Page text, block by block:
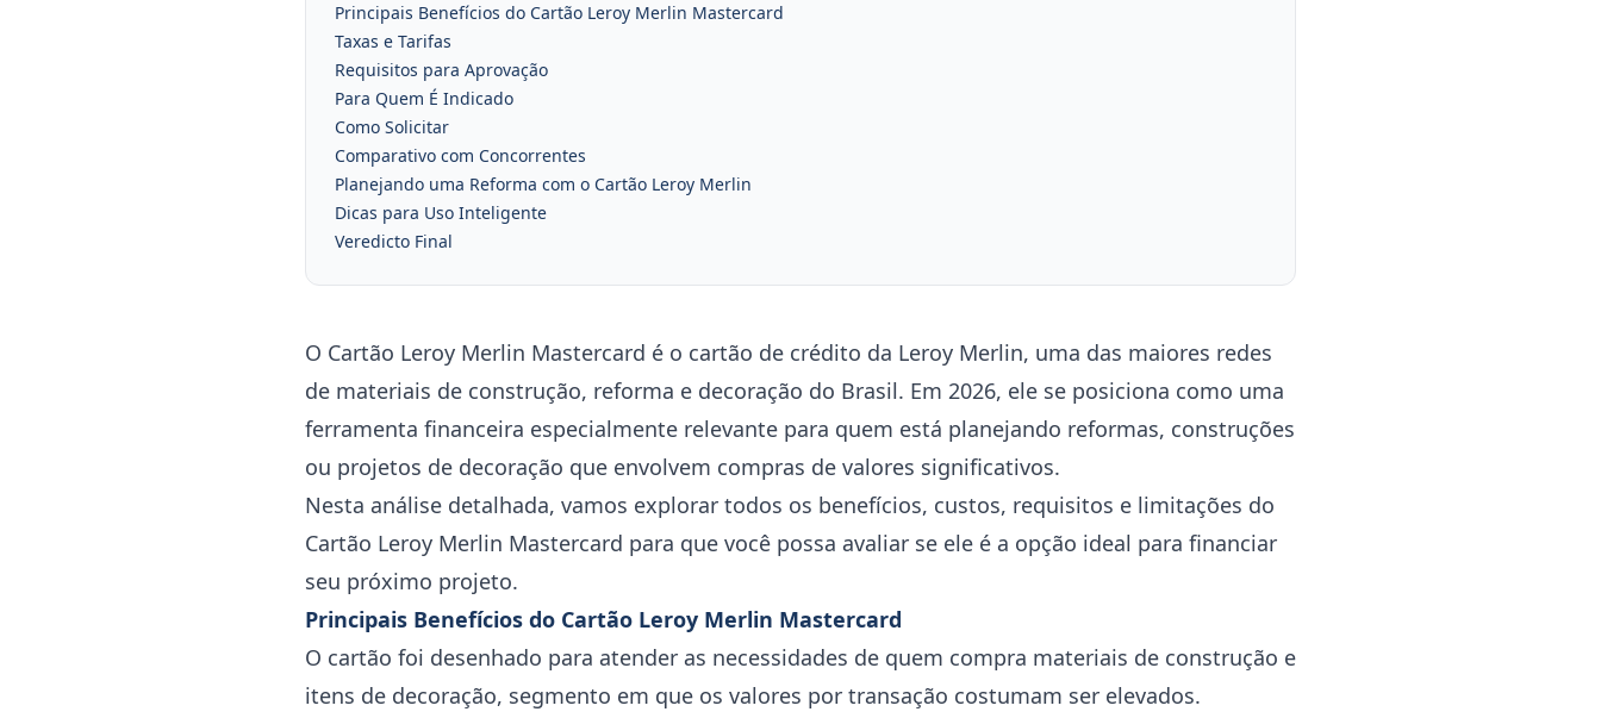
Principais Benefícios do Cartão Leroy Merlin Mastercard
Taxas e Tarifas
Requisitos para Aprovação
Para Quem É Indicado
Como Solicitar
Comparativo com Concorrentes
Planejando uma Reforma com o Cartão Leroy Merlin
Dicas para Uso Inteligente
Veredicto Final
O Cartão Leroy Merlin Mastercard é o cartão de crédito da Leroy Merlin, uma das maiores redes
de materiais de construção, reforma e decoração do Brasil. Em 2026, ele se posiciona como uma
ferramenta financeira especialmente relevante para quem está planejando reformas, construções
ou projetos de decoração que envolvem compras de valores significativos.
Nesta análise detalhada, vamos explorar todos os benefícios, custos, requisitos e limitações do
Cartão Leroy Merlin Mastercard para que você possa avaliar se ele é a opção ideal para financiar
seu próximo projeto.
Principais Benefícios do Cartão Leroy Merlin Mastercard
O cartão foi desenhado para atender as necessidades de quem compra materiais de construção e
itens de decoração, segmento em que os valores por transação costumam ser elevados.